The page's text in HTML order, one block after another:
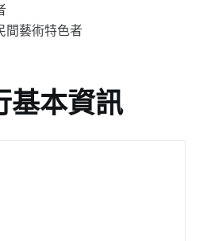
間藝術特色者
基本資訊